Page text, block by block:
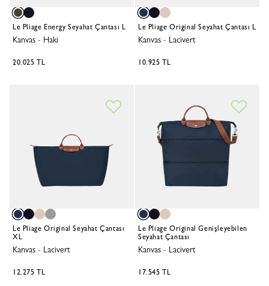
Le Pliage Energy Seyahat Çantası L
Kanvas - Haki
20.025 TL
Le Pliage Original Seyahat Çantası L
Kanvas - Lacivert
10.925 TL
Le Pliage Original Seyahat Çantası
XL
Kanvas - Lacivert
12.275 TL
Le Pliage Original Genişleyebilen
Seyahat Çantası
Kanvas - Lacivert
17.545 TL